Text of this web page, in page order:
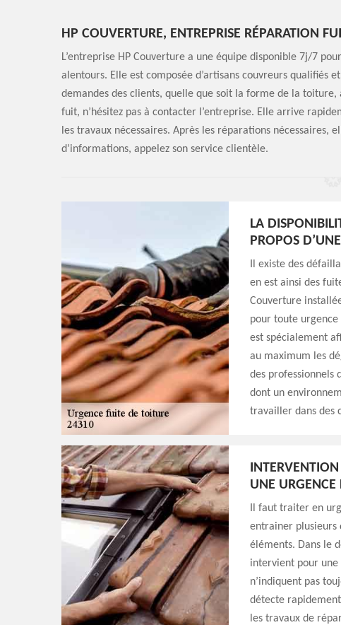
HP COUVERTURE, ENTREPRISE RÉPARATION
L’entreprise HP Couverture a une équipe disponible 7j/7
alentours. Elle est composée d’artisans couvreurs qualifiés
demandes des clients, quelle que soit la forme de la
fuit, n’hésitez pas à contacter l’entreprise. Elle arrive
les travaux nécessaires. Après les réparations nécessaires,
d’informations, appelez son service clientèle.
LA
PROPOS
Il existe des
en est ainsi des
Couverture
pour toute
est spécialement
au maximum les
des professionnels
dont un
travailler dans des
UNE
Il faut traiter en
entrainer plusieurs
éléments. Dans le
intervient pour une
n’indiquent pas
détecte
les travaux de